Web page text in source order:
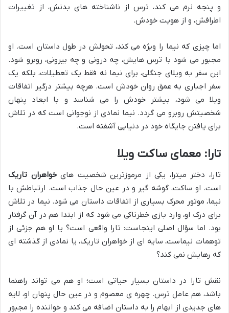
و پنجه نرم می کند، ترس از ناشناخته های بدنش، از تغییرات
اطرافش، و از هویت خودش.
اما چیزی که نیما را ویژه می کند، تحولش در طول داستان است. او
مجبور می شود با ترس هایش، چه درونی و چه بیرونی، روبرو شود.
این سفر به ویلای جنگلی، برای نیما نه فقط یک تعطیلات، بلکه یک
سفر اجباری به عمق روان خودش است. هرچه بیشتر درگیر اتفاقات
ویلا می شود، بیشتر خودش را می شناسد و با ابعاد پنهان
شخصیتش روبرو می گردد. نیما نمادی از نوجوانی است که در تلاش
برای یافتن جایگاه خود در دنیایی آشفته است.
تارا: معمای ساکت ویلا
تارا، دختر میترا، یکی از مرموزترین شخصیت هایخواهران تاریک
است. او ساکت، گوشه گیر و در عین حال جذاب است. ارتباطش با
نیما، موتور محرک بسیاری از اتفاقات داستان می شود. نیما در تلاش
برای درک او، وارد بازی خطرناکی می شود که از ابتدا هم در آن گرفتار
بود. اما سؤال اصلی اینجاست: تارا واقعی است؟ یا او هم جزئی از
توهمات نیماست، سایه ای از خواهران تاریک، یا نمادی از گذشته ای
که رهایش نمی کند؟
نقش تارا در داستان بسیار حیاتی است؛ او هم می تواند راهنما
باشد، هم عامل ترس. چهره ی معصوم و در عین حال پنهان او، لایه
های جدیدی از ابهام را به داستان اضافه می کند و خواننده را مجبور